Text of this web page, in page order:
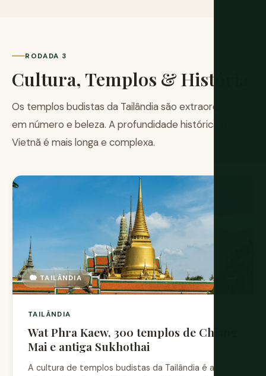
RODADA 3
Cultura, Templos & História
Os templos budistas da Tailândia são extraordinários
em número e beleza. A profundidade histórica do
Vietnã é mais longa e complexa.
🐘 TAILÂNDIA
TAILÂNDIA
Wat Phra Kaew, 300 templos de Chiang
Mai e antiga Sukhothai
A cultura de templos budistas da Tailândia é a